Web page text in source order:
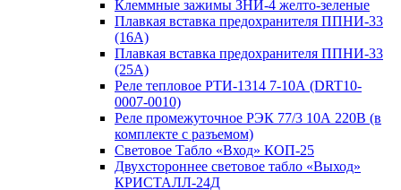
Клеммные зажимы ЗНИ-4 желто-зеленые
Плавкая вставка предохранителя ППНИ-33
(16А)
Плавкая вставка предохранителя ППНИ-33
(25А)
Реле тепловое РТИ-1314 7-10А (DRT10-
0007-0010)
Реле промежуточное РЭК 77/3 10А 220В (в
комплекте с разъемом)
Световое Табло «Вход» КОП-25
Двухстороннее световое табло «Выход»
КРИСТАЛЛ-24Д